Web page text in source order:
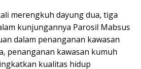
merengkuh dayung dua, tiga
kunjungannya Parosil Mabsus
dalam penanganan kawasan
penanganan kawasan kumuh
kualitas hidup